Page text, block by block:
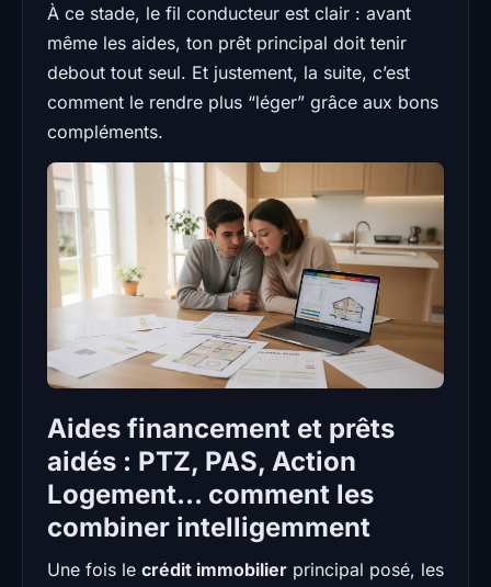
À ce stade, le fil conducteur est clair : avant
même les aides, ton prêt principal doit tenir
debout tout seul. Et justement, la suite, c’est
comment le rendre plus “léger” grâce aux bons
compléments.
Aides financement et prêts
aidés : PTZ, PAS, Action
Logement… comment les
combiner intelligemment
Une fois le crédit immobilier principal posé, les